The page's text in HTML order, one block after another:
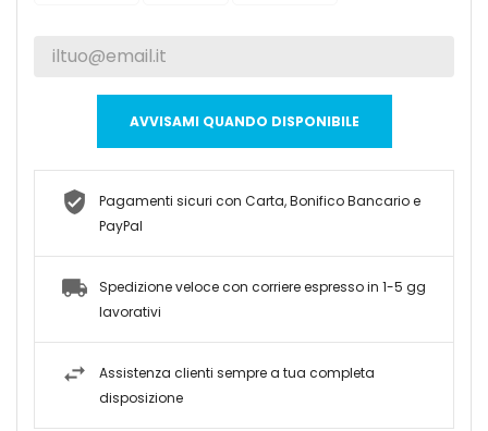
AVVISAMI QUANDO DISPONIBILE
Pagamenti sicuri con Carta, Bonifico Bancario e
PayPal
Spedizione veloce con corriere espresso in 1-5 gg
lavorativi
Assistenza clienti sempre a tua completa
disposizione